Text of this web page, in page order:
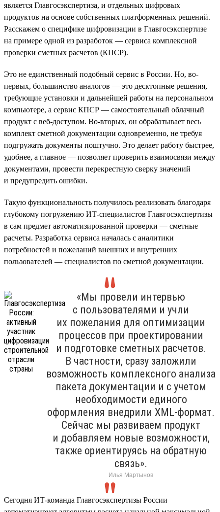
является Главгосэкспертиза, и отдельных цифровых
продуктов на основе собственных платформенных решений.
Расскажем о специфике цифровизации в Главгосэкспертизе
на примере одной из разработок — сервиса комплексной
проверки сметных расчетов (КПСР).
Это не единственный подобный сервис в России. Но, во-
первых, большинство аналогов — это десктопные решения,
требующие установки и дальнейшей работы на персональном
компьютере, а сервис КПСР — самостоятельный облачный
продукт с веб-доступом. Во-вторых, он обрабатывает весь
комплект сметной документации одновременно, не требуя
подгружать документы поштучно. Это делает работу быстрее,
удобнее, а главное — позволяет проверить взаимосвязи между
документами, провести перекрестную сверку значений
и предупредить ошибки.
Такую функциональность получилось реализовать благодаря
глубокому погружению ИТ-специалистов Главгосэкспертизы
в сам предмет автоматизированной проверки — сметные
расчеты. Разработка сервиса началась с аналитики
потребностей и пожеланий внешних и внутренних
пользователей — специалистов по сметной документации.
«Мы провели интервью
с пользователями и учли
их пожелания для оптимизации
процессов при проектировании
и подготовке сметных расчетов.
В частности, сразу заложили
возможность комплексного анализа
пакета документации и с учетом
необходимости единого
оформления внедрили XML-формат.
Сейчас мы развиваем продукт
и добавляем новые возможности,
также ориентируясь на обратную
связь».
Илья Мартынов
Сегодня ИТ-команда Главгосэкспертизы России